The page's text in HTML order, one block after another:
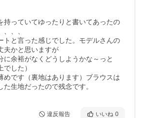
持っていてゆったりと書いてあったの
、、
トと言った感じでした。モデルさんの
夫かと思いますが
に余裕がなくどうしようかな～っと
でした）
めです（裏地はあります）ブラウスは
た生地だったので残念です。
違反報告 いいね 0